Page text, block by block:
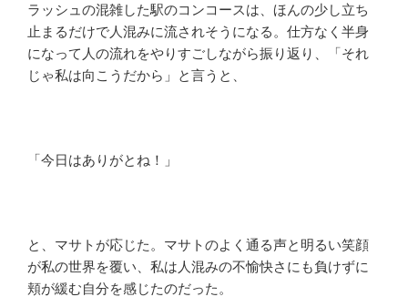
ラッシュの混雑した駅のコンコースは、ほんの少し立ち
止まるだけで人混みに流されそうになる。仕方なく半身
になって人の流れをやりすごしながら振り返り、「それ
じゃ私は向こうだから」と言うと、
「今日はありがとね！」
と、マサトが応じた。マサトのよく通る声と明るい笑顔
が私の世界を覆い、私は人混みの不愉快さにも負けずに
頬が緩む自分を感じたのだった。